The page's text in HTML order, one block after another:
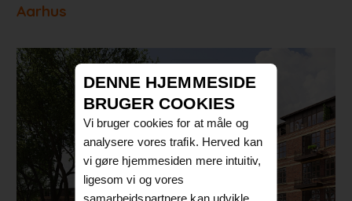
Aarhus
DENNE HJEMMESIDE
BRUGER COOKIES
Vi bruger cookies for at måle og
analysere vores trafik. Herved kan
vi gøre hjemmesiden mere intuitiv,
ligesom vi og vores
samarbejdspartnere kan udvikle